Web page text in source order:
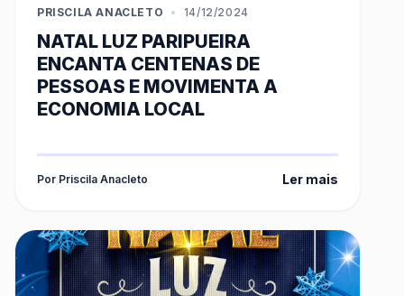
PRISCILA ANACLETO • 14/12/2024
NATAL LUZ PARIPUEIRA
ENCANTA CENTENAS DE
PESSOAS E MOVIMENTA A
ECONOMIA LOCAL
Por Priscila Anacleto Ler mais